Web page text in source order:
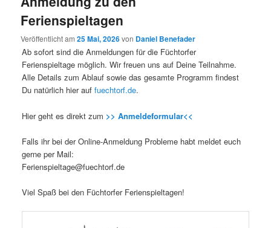
Ferienspieltagen
Veröffentlicht am25 Mai, 2026von Daniel Benefader
Ab sofort sind die Anmeldungen für die Füchtorfer
Ferienspieltage möglich. Wir freuen uns auf Deine Teilnahme.
Alle Details zum Ablauf sowie das gesamte Programm findest
Du natürlich hier auffuechtorf.de.
Hier geht es direkt zum >> Anmeldeformular<<
Falls ihr bei der Online-Anmeldung Probleme habt meldet euch
gerne per Mail:
Ferienspieltage@fuechtorf.de
Viel Spaß bei den Füchtorfer Ferienspieltagen!